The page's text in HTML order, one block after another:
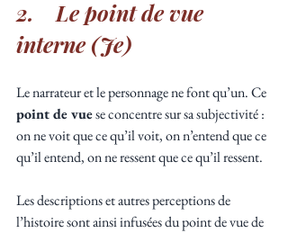
2.    Le point de vue
interne (Je)
Le narrateur et le personnage ne font qu’un. Ce
point de vue se concentre sur sa subjectivité :
on ne voit que ce qu’il voit, on n’entend que ce
qu’il entend, on ne ressent que ce qu’il ressent.
Les descriptions et autres perceptions de
l’histoire sont ainsi infusées du point de vue de